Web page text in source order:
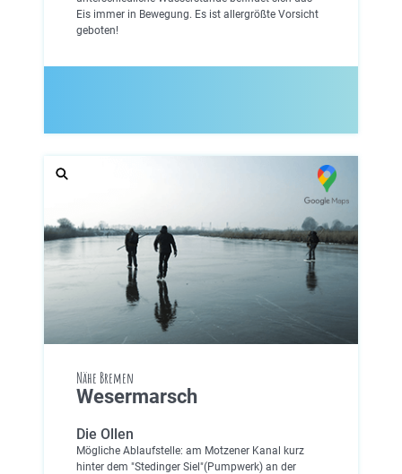
Eis immer in Bewegung. Es ist allergrößte Vorsicht
geboten!
Nähe Bremen
Wesermarsch
Die Ollen
Mögliche Ablaufstelle: am Motzener Kanal kurz
hinter dem "Stedinger Siel"(Pumpwerk) an der